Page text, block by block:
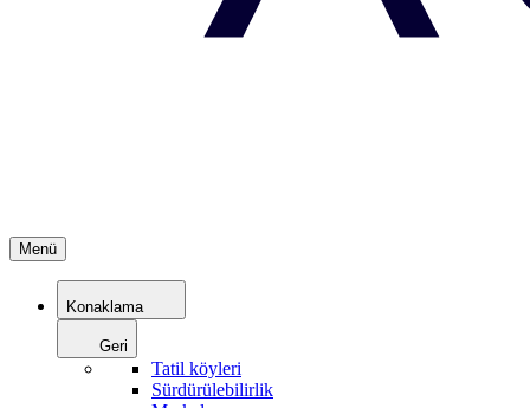
Menü
Konaklama
Geri
Tatil köyleri
Sürdürülebilirlik